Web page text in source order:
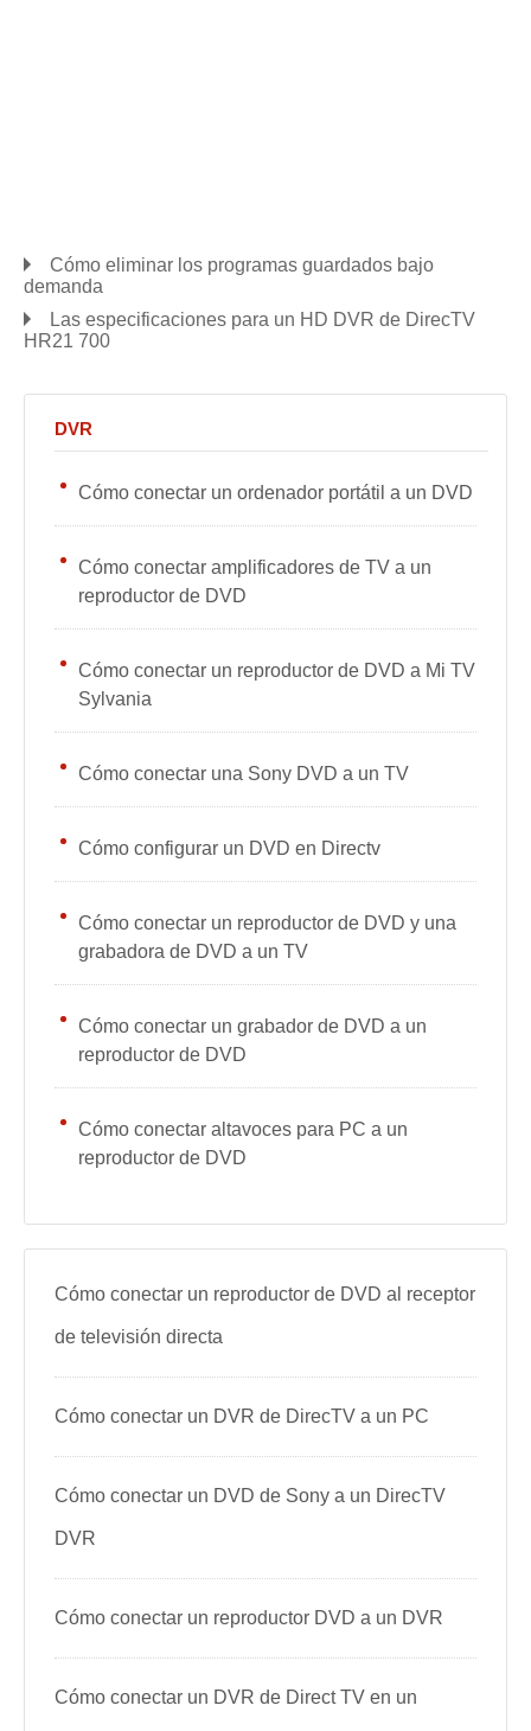
Cómo eliminar los programas guardados bajo
demanda
Las especificaciones para un HD DVR de DirecTV
HR21 700
DVR
Cómo conectar un ordenador portátil a un DVD
Cómo conectar amplificadores de TV a un
reproductor de DVD
Cómo conectar un reproductor de DVD a Mi TV
Sylvania
Cómo conectar una Sony DVD a un TV
Cómo configurar un DVD en Directv
Cómo conectar un reproductor de DVD y una
grabadora de DVD a un TV
Cómo conectar un grabador de DVD a un
reproductor de DVD
Cómo conectar altavoces para PC a un
reproductor de DVD
Cómo conectar un reproductor de DVD al receptor
de televisión directa
Cómo conectar un DVR de DirecTV a un PC
Cómo conectar un DVD de Sony a un DirecTV
DVR
Cómo conectar un reproductor DVD a un DVR
Cómo conectar un DVR de Direct TV en un